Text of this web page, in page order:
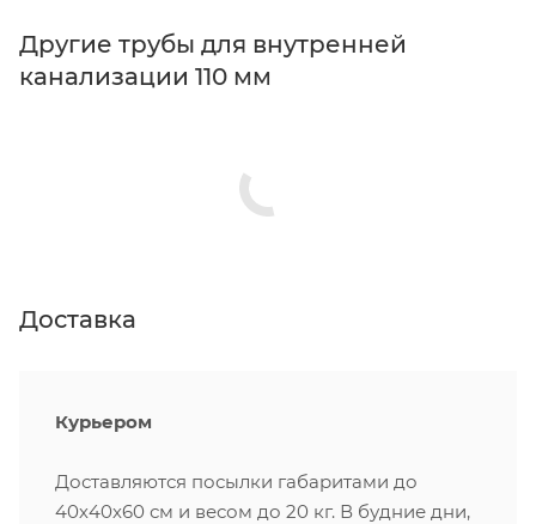
Другие трубы для внутренней
канализации 110 мм
Доставка
Курьером
Доставляются посылки габаритами до
40х40х60 см и весом до 20 кг. В будние дни,